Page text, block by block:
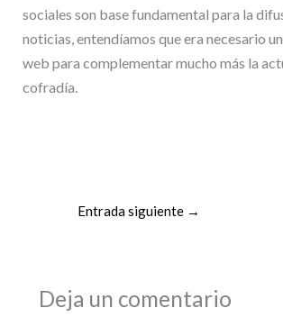
sociales son base fundamental para la
noticias, entendíamos que era necesario
web para complementar mucho más la
cofradía.
Entrada siguiente →
Deja un comentario